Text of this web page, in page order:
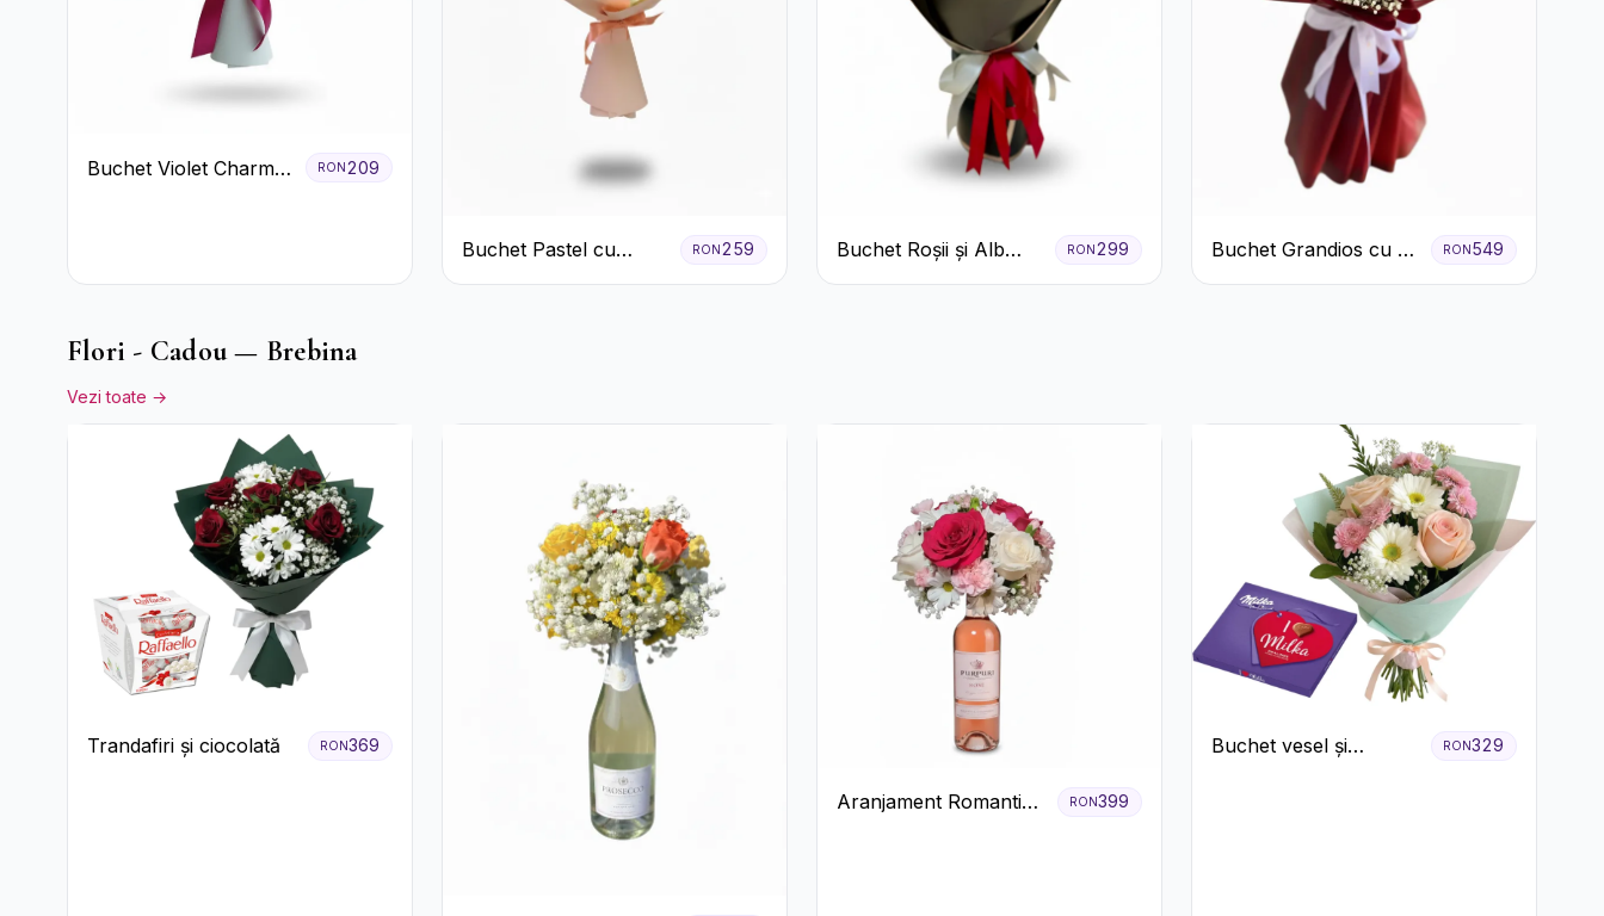
Buchet Violet Charm
RON209
Buchet Pastel cu
Crizanteme și Garoafe
RON259
Buchet Roșii și Alb
Clasic
RON299
Buchet Grandios cu 25
de Trandafiri Roșii
RON549
Flori - Cadou — Brebina
Vezi toate →
Trandafiri și ciocolată RON369
Aranjament Romantic
RON399
Buchet vesel și
RON329